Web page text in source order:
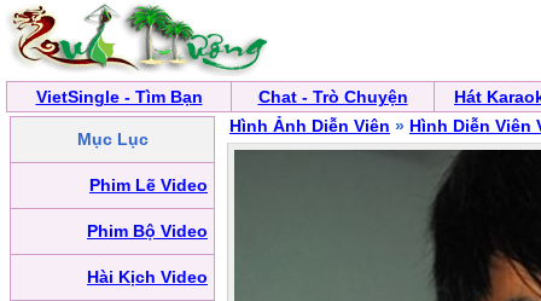
VietSingle - Tìm Bạn Chat - Trò Chuyện Hát
Mục Lục
Phim Lẽ Video
Phim Bộ Video
Hài Kịch Video
Hình Ảnh Diễn Viên » Hình Diễn Viên